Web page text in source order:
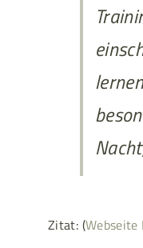
Zitat: (Webseite